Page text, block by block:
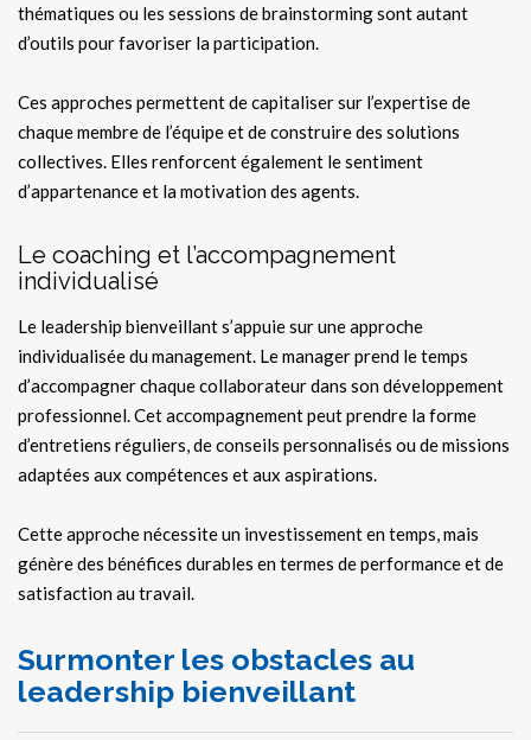
thématiques ou les sessions de brainstorming sont autant
d’outils pour favoriser la participation.
Ces approches permettent de capitaliser sur l’expertise de
chaque membre de l’équipe et de construire des solutions
collectives. Elles renforcent également le sentiment
d’appartenance et la motivation des agents.
Le coaching et l’accompagnement
individualisé
Le leadership bienveillant s’appuie sur une approche
individualisée du management. Le manager prend le temps
d’accompagner chaque collaborateur dans son développement
professionnel. Cet accompagnement peut prendre la forme
d’entretiens réguliers, de conseils personnalisés ou de missions
adaptées aux compétences et aux aspirations.
Cette approche nécessite un investissement en temps, mais
génère des bénéfices durables en termes de performance et de
satisfaction au travail.
Surmonter les obstacles au
leadership bienveillant